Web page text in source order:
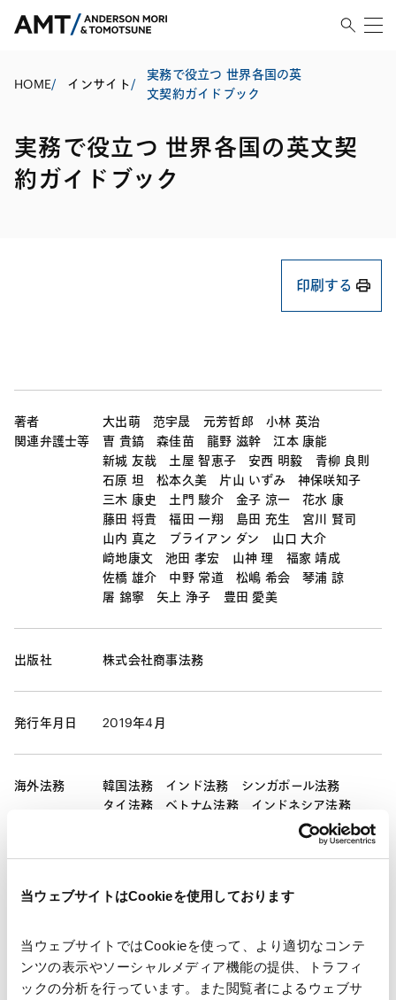
当ウェブサイトはCookieを使用しております
当ウェブサイトではCookieを使って、より適切なコンテ
ンツの表示やソーシャルメディア機能の提供、トラフィ
ックの分析を行っています。また閲覧者によるウェブサ
HOME/ インサイト/
実務で役立つ 世界各国の英
文契約ガイドブック
実務で役立つ 世界各国の英文契
約ガイドブック
印刷する
著者
関連弁護士等
大出萌 范宇晟 元芳哲郎
小林 英治
曺 貴鎬
森佳苗 龍野 滋幹
江本 康能
新城 友哉
土屋 智恵子 安西 明毅
青柳 良則
石原 坦
松本久美 片山 いずみ
神保咲知子
三木 康史
土門 駿介 金子 涼一
花水 康
藤田 将貴
福田 一翔 島田 充生
宮川 賢司
山内 真之
ブライアン ダン
山口 大介
﨑地康文
池田 孝宏 山神 理
福家 靖成
佐橋 雄介
中野 常道 松嶋 希会
琴浦 諒
屠 錦寧
矢上 浄子 豊田 愛美
出版社 株式会社商事法務
発行年月日 2019年4月
海外法務 韓国法務 インド法務
シンガポール法務
タイ法務
ベトナム法務
インドネシア法務
米国法務
メキシコ法務
トルコ法務 ロシア・CIS法務